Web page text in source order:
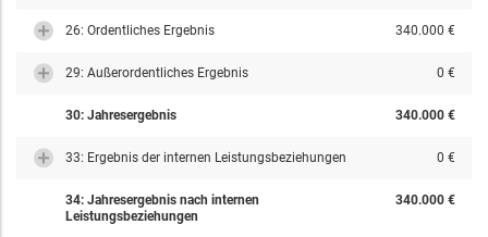
26: Ordentliches Ergebnis 340.000 €
29: Außerordentliches Ergebnis 0 €
30: Jahresergebnis 340.000 €
33: Ergebnis der internen Leistungsbeziehungen 0 €
34: Jahresergebnis nach internen
Leistungsbeziehungen
340.000 €